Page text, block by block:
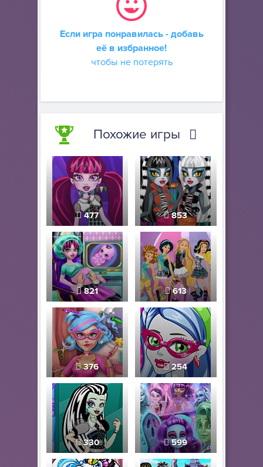
Если игра понравилась - добавь
её в избранное!
чтобы не потерять
Похожие игры
477 853
821 613
376 254
330 599